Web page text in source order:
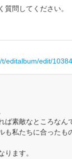
質問してください。
editalbum/edit/
ば素敵なところなん
も私たちに合ったも
ります。